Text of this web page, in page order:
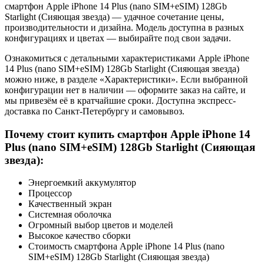
смартфон Apple iPhone 14 Plus (nano SIM+eSIM) 128Gb
Starlight (Сияющая звезда) — удачное сочетание цены,
производительности и дизайна. Модель доступна в разных
конфигурациях и цветах — выбирайте под свои задачи.
Ознакомиться с детальными характеристиками Apple iPhone
14 Plus (nano SIM+eSIM) 128Gb Starlight (Сияющая звезда)
можно ниже, в разделе «Характеристики». Если выбранной
конфигурации нет в наличии — оформите заказ на сайте, и
мы привезём её в кратчайшие сроки. Доступна экспресс-
доставка по Санкт-Петербургу и самовывоз.
Почему стоит купить смартфон Apple iPhone 14
Plus (nano SIM+eSIM) 128Gb Starlight (Сияющая
звезда):
Энергоемкий аккумулятор
Процессор
Качественный экран
Системная оболочка
Огромный выбор цветов и моделей
Высокое качество сборки
Стоимость смартфона Apple iPhone 14 Plus (nano
SIM+eSIM) 128Gb Starlight (Сияющая звезда)